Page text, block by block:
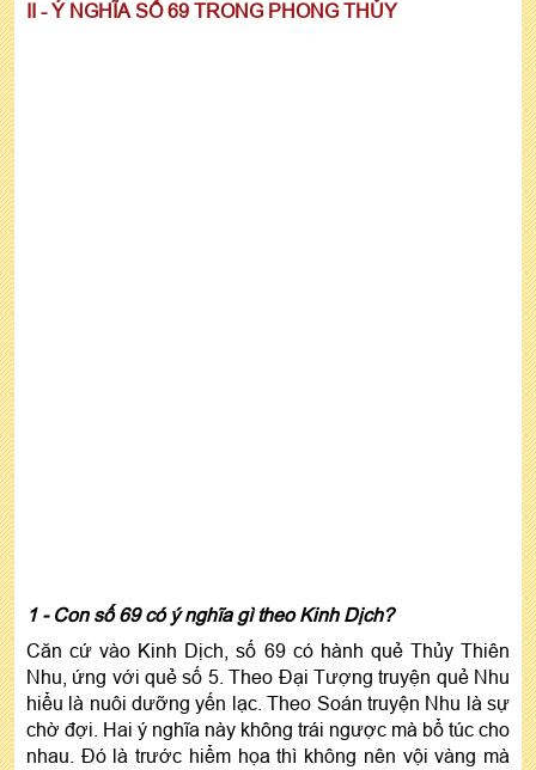
II - Ý NGHĨA SỐ 69 TRONG PHONG THỦY
1 - Con số 69 có ý nghĩa gì theo Kinh Dịch?
Căn cứ vào Kinh Dịch, số 69 có hành quẻ Thủy Thiên
Nhu, ứng với quẻ số 5. Theo Đại Tượng truyện quẻ Nhu
hiểu là nuôi dưỡng yến lạc. Theo Soán truyện Nhu là sự
chờ đợi. Hai ý nghĩa này không trái ngược mà bổ túc cho
nhau. Đó là trước hiểm họa thì không nên vội vàng mà